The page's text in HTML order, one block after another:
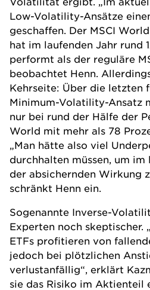
Low-Volatility-Ansätze
geschaffen. Der MSCI
hat im laufenden Jahr rund
performt als der reguläre
beobachtet Henn.
Kehrseite: Über die letzten
Minimum-Volatility-Ansatz
nur bei rund der Hälfe der
World mit mehr als 78
„Man hätte also viel
durchhalten müssen, um im
der absichernden Wirkung
schränkt Henn ein.
Sogenannte Inverse-
Experten noch skeptischer.
ETFs profitieren von
jedoch bei plötzlichen
verlustanfällig“, erklärt
sie das Risiko im Aktienteil